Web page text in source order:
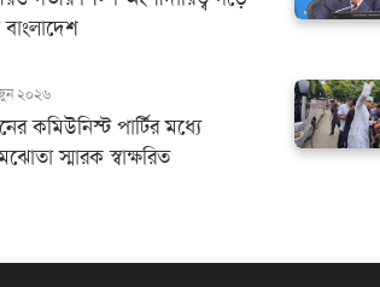
২০২৬
কমিউনিস্ট পার্টির মধ্যে
স্মারক স্বাক্ষরিত